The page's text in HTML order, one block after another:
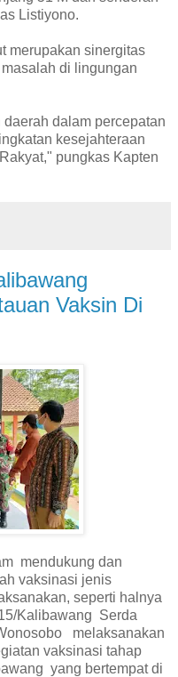
Listiyono.
merupakan sinergitas
di lingungan
dalam percepatan
kesejahteraan
pungkas Kapten
Vaksin Di
mendukung dan
vaksinasi jenis
seperti halnya
Kalibawang Serda
melaksanakan
vaksinasi tahap
yang bertempat di